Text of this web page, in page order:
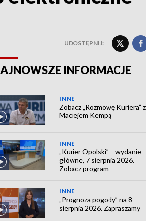
UDOSTĘPNIJ:
INFORMACJE
INNE
Zobacz „Rozmowę Kuriera” z
Maciejem Kempą
INNE
„Kurier Opolski” – wydanie
główne, 7 sierpnia 2026.
Zobacz program
INNE
„Prognoza pogody” na 8
sierpnia 2026. Zapraszamy